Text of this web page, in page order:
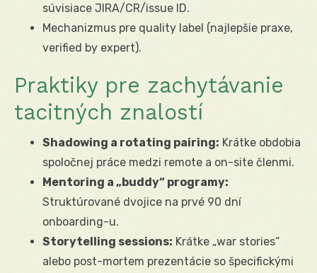
súvisiace JIRA/CR/issue ID.
Mechanizmus pre quality label (najlepšie praxe,
verified by expert).
Praktiky pre zachytávanie
tacitných znalostí
Shadowing a rotating pairing: Krátke obdobia
spoločnej práce medzi remote a on-site členmi.
Mentoring a „buddy“ programy:
Struktúrované dvojice na prvé 90 dní
onboarding-u.
Storytelling sessions: Krátke „war stories“
alebo post-mortem prezentácie so špecifickými